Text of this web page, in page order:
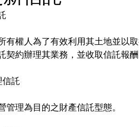
有權人為了有效利用其土地並以
契約辦理其業務，並收取信託報
信託
管理為目的之財產信託型態。